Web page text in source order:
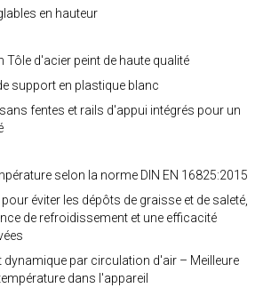
en hauteur
Tôle d'acier peint de haute qualité
support en plastique blanc
fentes et rails d'appui intégrés pour un
selon la norme DIN EN 16825:2015
éviter les dépôts de graisse et de saleté,
de refroidissement et une efficacité
dynamique par circulation d'air – Meilleure
dans l'appareil